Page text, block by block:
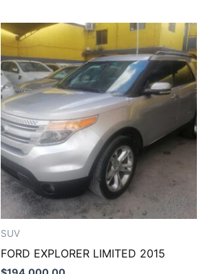
SUV
FORD EXPLORER LIMITED 2015